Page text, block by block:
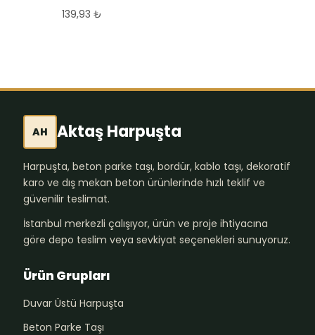
139,93 ₺
AH Aktaş Harpuşta
Harpuşta, beton parke taşı, bordür, kablo taşı, dekoratif
karo ve dış mekan beton ürünlerinde hızlı teklif ve
güvenilir teslimat.
İstanbul merkezli çalışıyor, ürün ve proje ihtiyacına
göre depo teslim veya sevkiyat seçenekleri sunuyoruz.
Ürün Grupları
Duvar Üstü Harpuşta
Beton Parke Taşı